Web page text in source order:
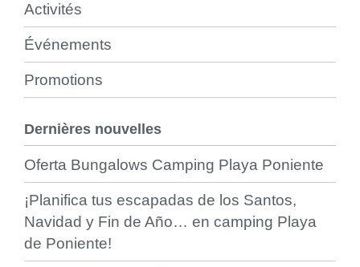
Activités
Événements
Promotions
Dernières nouvelles
Oferta Bungalows Camping Playa Poniente
¡Planifica tus escapadas de los Santos,
Navidad y Fin de Año… en camping Playa
de Poniente!